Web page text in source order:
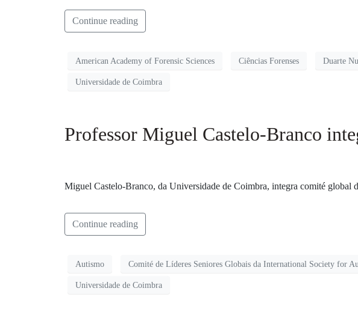
Continue reading
American Academy of Forensic Sciences Ciências Forenses Duarte
Universidade de Coimbra
Professor Miguel Castelo-Branco
Miguel Castelo-Branco, da Universidade de Coimbra, integra comité global
Continue reading
Autismo Comité de Líderes Seniores Globais da International Society for
Universidade de Coimbra